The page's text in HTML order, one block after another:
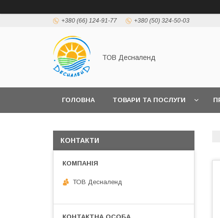
+380 (66) 124-91-77 +380 (50) 324-50-03
ТОВ Десналенд
ГОЛОВНА ТОВАРИ ТА ПОСЛУГИ
КОНТАКТИ
ТОВ Десналенд